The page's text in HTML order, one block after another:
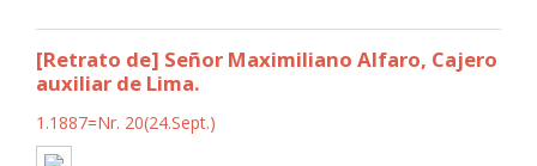
[Retrato de] Señor Maximiliano Alfaro, Cajero
auxiliar de Lima.
1.1887=Nr. 20(24.Sept.)